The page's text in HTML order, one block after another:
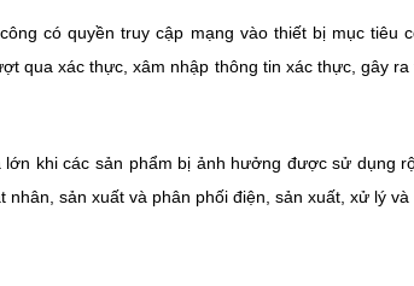
có quyền truy cập mạng vào thiết bị mục tiêu
qua xác thực, xâm nhập thông tin xác thực, gây
khi các sản phẩm bị ảnh hưởng được sử dụng
sản xuất và phân phối điện, sản xuất, xử lý